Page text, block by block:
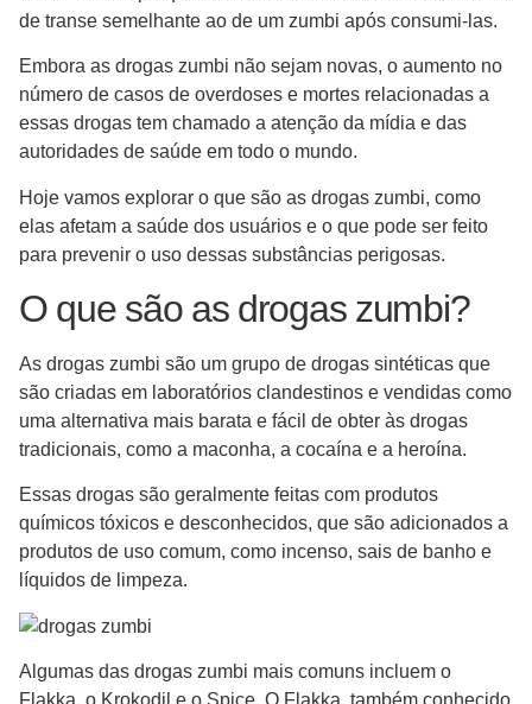
de transe semelhante ao de um zumbi após consumi-las.
Embora as drogas zumbi não sejam novas, o aumento no
número de casos de overdoses e mortes relacionadas a
essas drogas tem chamado a atenção da mídia e das
autoridades de saúde em todo o mundo.
Hoje vamos explorar o que são as drogas zumbi, como
elas afetam a saúde dos usuários e o que pode ser feito
para prevenir o uso dessas substâncias perigosas.
O que são as drogas zumbi?
As drogas zumbi são um grupo de drogas sintéticas que
são criadas em laboratórios clandestinos e vendidas como
uma alternativa mais barata e fácil de obter às drogas
tradicionais, como a maconha, a cocaína e a heroína.
Essas drogas são geralmente feitas com produtos
químicos tóxicos e desconhecidos, que são adicionados a
produtos de uso comum, como incenso, sais de banho e
líquidos de limpeza.
Algumas das drogas zumbi mais comuns incluem o